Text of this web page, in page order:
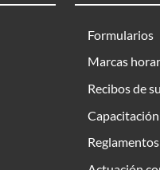
Formularios
Marcas
Recibos de
Capacitación
Reglamentos